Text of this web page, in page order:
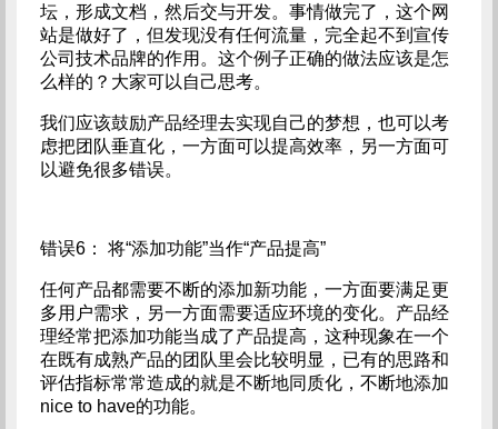
坛，形成文档，然后交与开发。事情做完了，这个网
站是做好了，但发现没有任何流量，完全起不到宣传
公司技术品牌的作用。这个例子正确的做法应该是怎
么样的？大家可以自己思考。
我们应该鼓励产品经理去实现自己的梦想，也可以考
虑把团队垂直化，一方面可以提高效率，另一方面可
以避免很多错误。
错误6： 将“添加功能”当作“产品提高”
任何产品都需要不断的添加新功能，一方面要满足更
多用户需求，另一方面需要适应环境的变化。产品经
理经常把添加功能当成了产品提高，这种现象在一个
在既有成熟产品的团队里会比较明显，已有的思路和
评估指标常常造成的就是不断地同质化，不断地添加
nice to have的功能。